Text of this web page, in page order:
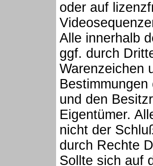
oder auf
Alle innerhalb
ggf. durch
Warenzeichen
und den
Eigentümer.
nicht der
durch Rechte
Sollte sich auf